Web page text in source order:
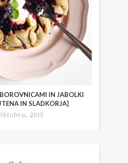
IN JABOLKI
IN SLADKORJA}
2015